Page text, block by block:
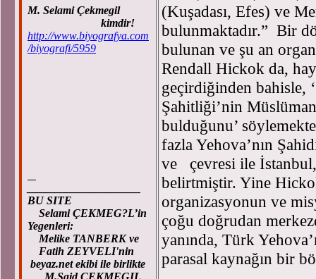
M. Selami Çekmegil
kimdir!
http://www.biyografya.com
/biyografi/5959
BU SITE
Selami ÇEKMEG?L’in
Yegenleri:
Melike TANBERK ve
Fatih ZEYVELI'nin
beyaz.net ekibi ile birlikte
M.Said ÇEKMEGIL
(Kuşadası, Efes) ve
bulunmaktadır.” Bir
bulunan ve şu an
Rendall Hickok da,
geçirdiğinden bahisle,
Şahitliği’nin
bulduğunu’
fazla Yehova’nın
ve çevresi ile
belirtmiştir. Yine
organizasyonun ve
çoğu doğrudan
yanında, Türk
parasal kaynağın bir